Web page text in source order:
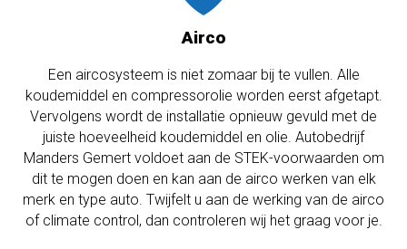
Airco
Een aircosysteem is niet zomaar bij te vullen. Alle
koudemiddel en compressorolie worden eerst afgetapt.
Vervolgens wordt de installatie opnieuw gevuld met de
juiste hoeveelheid koudemiddel en olie. Autobedrijf
Manders Gemert voldoet aan de STEK-voorwaarden om
dit te mogen doen en kan aan de airco werken van elk
merk en type auto. Twijfelt u aan de werking van de airco
of climate control, dan controleren wij het graag voor je.